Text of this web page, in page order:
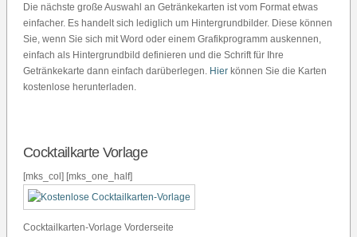
Die nächste große Auswahl an Getränkekarten ist vom Format etwas
einfacher. Es handelt sich lediglich um Hintergrundbilder. Diese können
Sie, wenn Sie sich mit Word oder einem Grafikprogramm auskennen,
einfach als Hintergrundbild definieren und die Schrift für Ihre
Getränkekarte dann einfach darüberlegen. Hier können Sie die Karten
kostenlose herunterladen.
Cocktailkarte Vorlage
[mks_col] [mks_one_half]
Cocktailkarten-Vorlage Vorderseite